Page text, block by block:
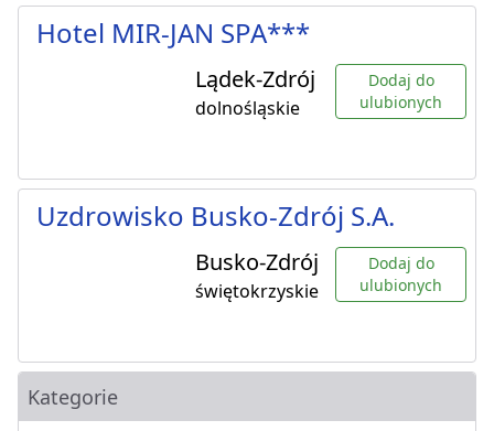
Hotel MIR-JAN SPA***
Lądek-Zdrój
dolnośląskie
Dodaj do
ulubionych
Uzdrowisko Busko-Zdrój S.A.
Busko-Zdrój
świętokrzyskie
Dodaj do
ulubionych
Kategorie